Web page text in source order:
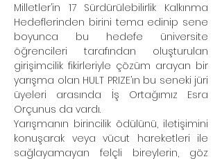
Milletler’in 17 Sürdürülebilirlik Kalkınma
Hedeflerinden birini tema edinip sene
boyunca bu hedefe üniversite
öğrencileri tarafından oluşturulan
girişimcilik fikirleriyle çözüm arayan bir
yarışma olan HULT PRIZE’ın bu seneki jüri
üyeleri arasında İş Ortağımız Esra
Orçunus da vardı.
Yarışmanın birincilik ödülünü, iletişimini
konuşarak veya vücut hareketleri ile
sağlayamayan felçli bireylerin, göz